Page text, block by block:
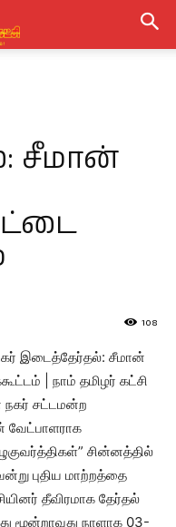
சீமான்
108
இடைத்தேர்தல்: சீமான்
| நாம் தமிழர் கட்சி
நகர் சட்டமன்ற
வேட்பாளராக
சின்னத்தில்
புதிய மாற்றத்தை
தீவிரமாக தேர்தல்
மூன்றாவது நாளாக 03-